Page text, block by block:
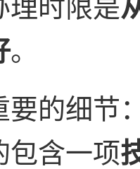
理时限是
。
要的细节
包含一项